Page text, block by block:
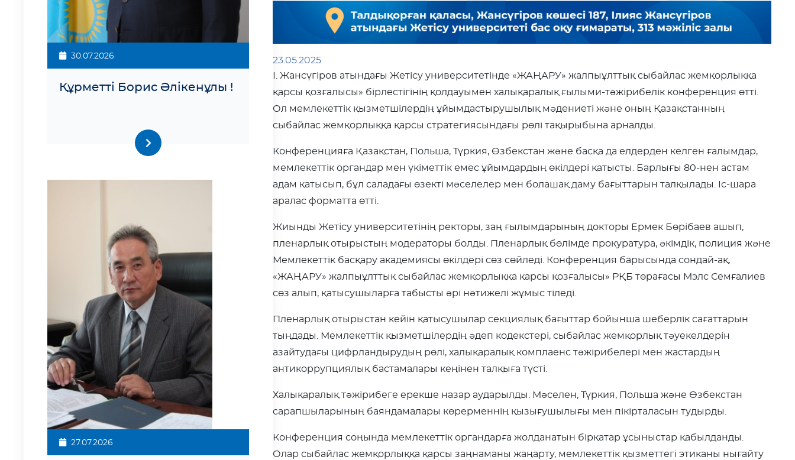
30.07.2026
Құрметті Борис Әлікенұлы !
27.07.2026
23.05.2025
І. Жансүгіров атындағы Жетісу университетінде «ЖАҢАРУ» жалпыұлттық сыбайлас жемқорлыққа
қарсы қозғалысы» бірлестігінің қолдауымен халықаралық ғылыми-тәжірибелік конференция өтті.
Ол мемлекеттік қызметшілердің ұйымдастырушылық мәдениеті және оның Қазақстанның
сыбайлас жемқорлыққа қарсы стратегиясындағы рөлі тақырыбына арналды.
Конференцияға Қазақстан, Польша, Түркия, Өзбекстан және басқа да елдерден келген ғалымдар,
мемлекеттік органдар мен үкіметтік емес ұйымдардың өкілдері қатысты. Барлығы 80-нен астам
адам қатысып, бұл саладағы өзекті мәселелер мен болашақ даму бағыттарын талқылады. Іс-шара
аралас форматта өтті.
Жиынды Жетісу университетінің ректоры, заң ғылымдарының докторы Ермек Бөрібаев ашып,
пленарлық отырыстың модераторы болды. Пленарлық бөлімде прокуратура, әкімдік, полиция және
Мемлекеттік басқару академиясы өкілдері сөз сөйледі. Конференция барысында сондай-ақ,
«ЖАҢАРУ» жалпыұлттық сыбайлас жемқорлыққа қарсы қозғалысы» РҚБ төрағасы Мэлс Семғалиев
сөз алып, қатысушыларға табысты әрі нәтижелі жұмыс тіледі.
Пленарлық отырыстан кейін қатысушылар секциялық бағыттар бойынша шеберлік сағаттарын
тыңдады. Мемлекеттік қызметшілердің әдеп кодекстері, сыбайлас жемқорлық тәуекелдерін
азайтудағы цифрландырудың рөлі, халықаралық комплаенс тәжірибелері мен жастардың
антикоррупциялық бастамалары кеңінен талқыға түсті.
Халықаралық тәжірибеге ерекше назар аударылды. Мәселен, Түркия, Польша және Өзбекстан
сарапшыларының баяндамалары көрерменнің қызығушылығы мен пікірталасын тудырды.
Конференция соңында мемлекеттік органдарға жолданатын бірқатар ұсыныстар қабылданды.
Олар сыбайлас жемқорлыққа қарсы заңнаманы жаңарту, мемлекеттік қызметтегі этиканы нығайту